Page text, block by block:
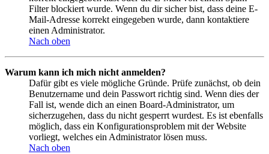
Filter blockiert wurde. Wenn du dir sicher bist, dass deine E-
Mail-Adresse korrekt eingegeben wurde, dann kontaktiere
einen Administrator.
Nach oben
Warum kann ich mich nicht anmelden?
Dafür gibt es viele mögliche Gründe. Prüfe zunächst, ob dein
Benutzername und dein Passwort richtig sind. Wenn dies der
Fall ist, wende dich an einen Board-Administrator, um
sicherzugehen, dass du nicht gesperrt wurdest. Es ist ebenfalls
möglich, dass ein Konfigurationsproblem mit der Website
vorliegt, welches ein Administrator lösen muss.
Nach oben